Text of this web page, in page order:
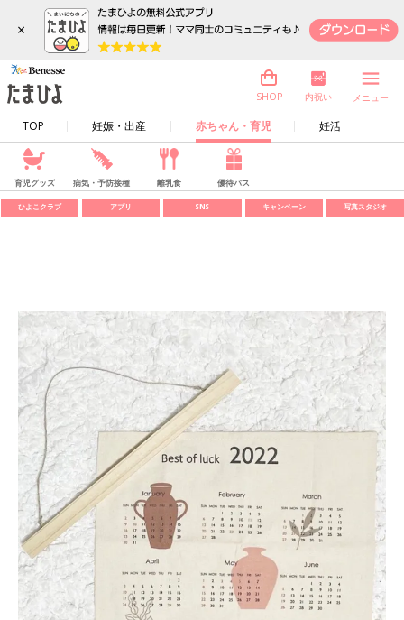
×
TOP 妊娠・出産 赤ちゃん・育児 妊活
SHOP 内祝い メニュー
育児グッズ 病気・予防接種 離乳食 優待パス
ひよこクラブ アプリ SNS キャンペーン 写真スタジオ